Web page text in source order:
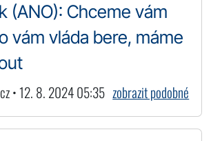
(ANO): Chceme vám
vám vláda bere, máme
• 12. 8. 2024 05:35 zobrazit podobné